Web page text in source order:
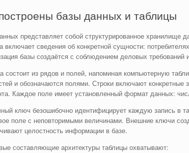
базы данных и таблицы
представляет собой структурированное хранилище
включает сведения об конкретной сущности:
базы создаётся с соблюдением деловых требований
состоит из рядов и полей, напоминая компьютерную
и обозначаются полями. Строки включают
Каждое поле имеет установленный формат данных:
ключ безошибочно идентифицирует каждую запись в
поле с неповторимыми величинами. Внешние ключи
целостность информации в базе.
составляющие архитектуры таблицы охватывают: